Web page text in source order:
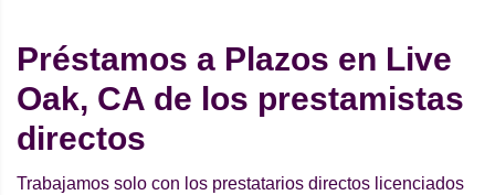
Préstamos a Plazos en Live
Oak, CA de los prestamistas
directos
Trabajamos solo con los prestatarios directos licenciados